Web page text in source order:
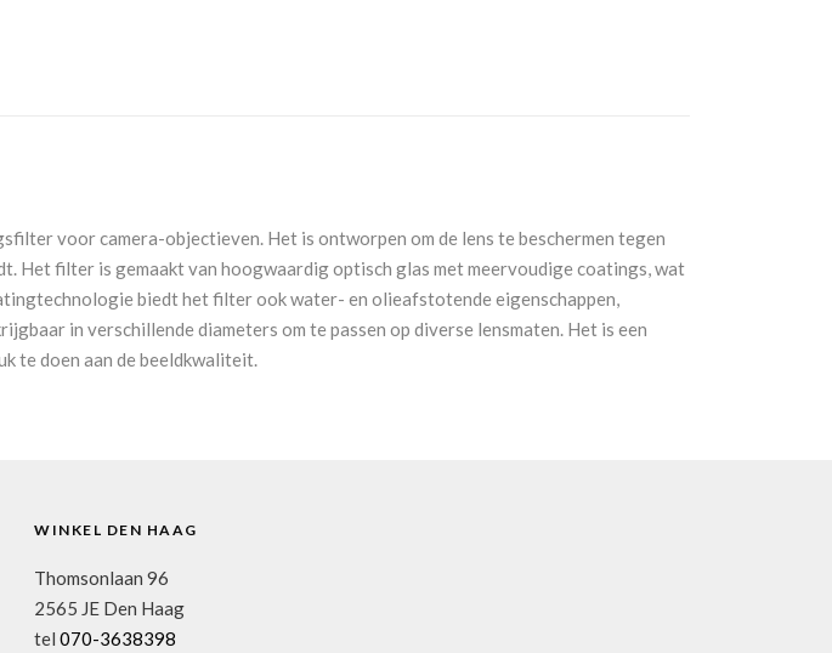
voor camera-objectieven. Het is ontworpen om de lens te beschermen tegen
filter is gemaakt van hoogwaardig optisch glas met meervoudige coatings, wat
biedt het filter ook water- en olieafstotende eigenschappen,
in verschillende diameters om te passen op diverse lensmaten. Het is een
te doen aan de beeldkwaliteit.
WINKEL DEN HAAG
Thomsonlaan 96
2565 JE Den Haag
tel 070-3638398